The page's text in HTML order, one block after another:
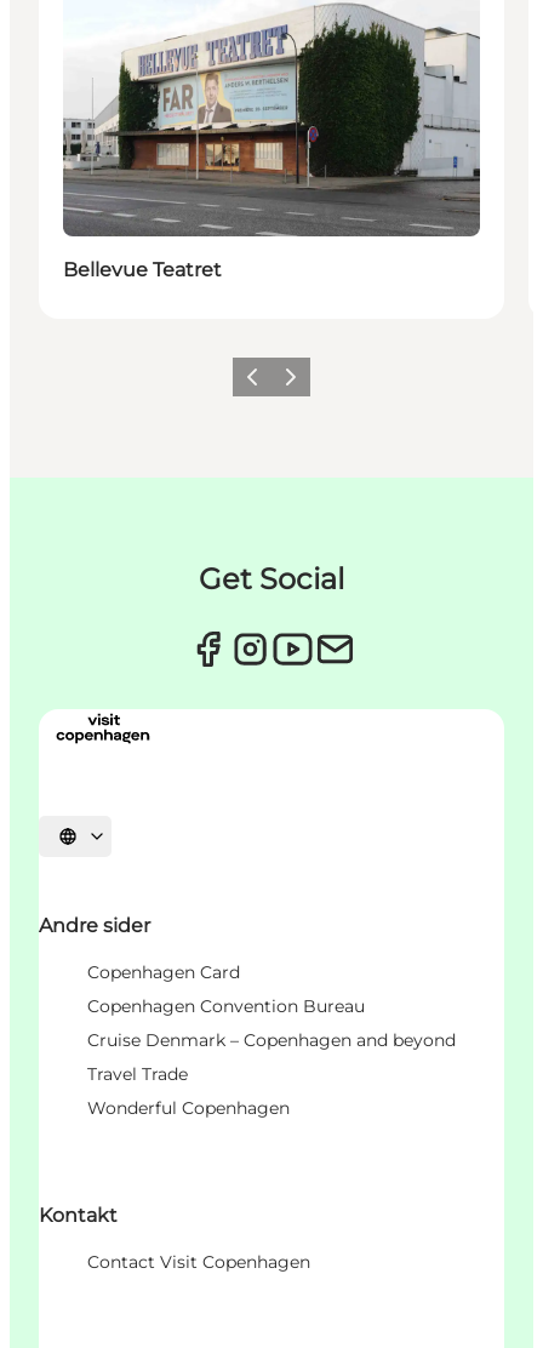
Bellevue Teatret
ForrigeNæste
Get Social
Vælg sprog
Andre sider
Copenhagen Card
Copenhagen Convention Bureau
Cruise Denmark – Copenhagen and beyond
Travel Trade
Wonderful Copenhagen
Kontakt
Contact Visit Copenhagen